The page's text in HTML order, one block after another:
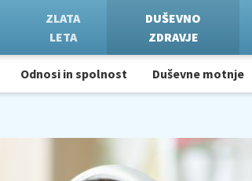
ZLATA
LETA
DUŠEVNO
ZDRAVJE
Odnosi in spolnost Duševne motnje